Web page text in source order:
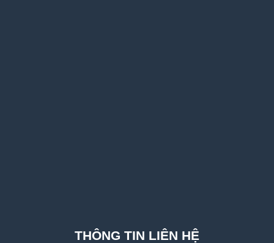
THÔNG TIN LIÊN HỆ